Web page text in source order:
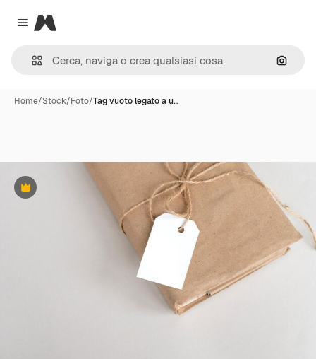
Close menu
Magnific
Cerca
Home/Stock/Foto/Tag vuoto legato a u…
Premium